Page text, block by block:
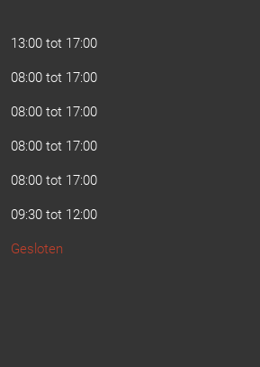
13:00 tot 17:00
08:00 tot 17:00
08:00 tot 17:00
08:00 tot 17:00
08:00 tot 17:00
09:30 tot 12:00
Gesloten